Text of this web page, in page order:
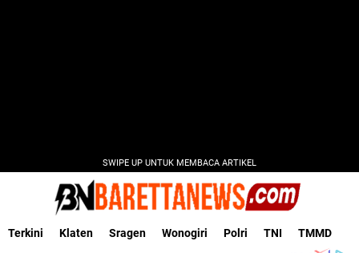
SWIPE UP UNTUK MEMBACA ARTIKEL
Terkini Klaten Sragen Wonogiri Polri TNI TMMD